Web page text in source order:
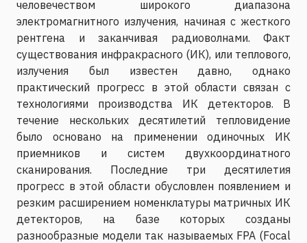
человечеством широкого диапазона
электромагнитного излучения, начиная с жесткого
рентгена и заканчивая радиоволнами. Факт
существования инфракрасного (ИК), или теплового,
излучения был известен давно, однако
практический прогресс в этой области связан с
технологиями производства ИК детекторов. В
течение нескольких десятилетий тепловидение
было основано на применении одиночных ИК
приемников и систем двухкоординатного
сканирования. Последние три десятилетия
прогресс в этой области обусловлен появлением и
резким расширением номенклатуры матричных ИК
детекторов, на базе которых созданы
разнообразные модели так называемых FPA (Focal